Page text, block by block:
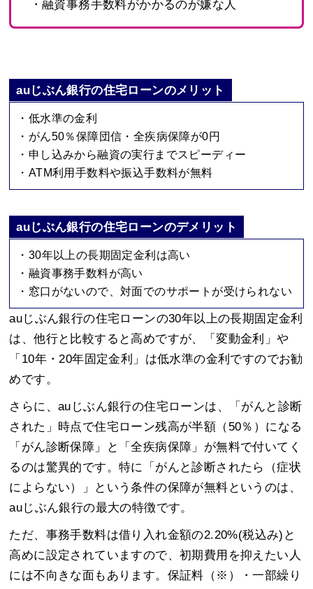
・融資事務手数料がかかるのが嫌な人
auじぶん銀行の住宅ローンのメリット
・低水準の金利
・がん50％保障団信・全疾病保障が0円
・申し込みから融資の実行までスピーディー
・ATM利用手数料や振込手数料が無料
auじぶん銀行の住宅ローンのデメリット
・30年以上の長期固定金利は高い
・融資事務手数料が高い
・窓口がないので、対面でのサポートが受けられない
auじぶん銀行の住宅ローンの30年以上の長期固定金利
は、他行と比較すると高めですが、「変動金利」や
「10年・20年固定金利」は低水準の金利ですのでお勧
めです。
さらに、auじぶん銀行の住宅ローンは、「がんと診断
された」時点で住宅ローン残高が半額（50％）になる
「がん診断保障」と「全疾病保障」が無料で付いてく
るのは驚異的です。特に「がんと診断されたら（症状
によらない）」という条件の保障が無料というのは、
auじぶん銀行の最大の特徴です。
ただ、事務手数料は借り入れ金額の2.20%(税込み)と
高めに設定されていますので、初期費用を抑えたい人
には不向きな面もあります。保証料（※）・一部繰り